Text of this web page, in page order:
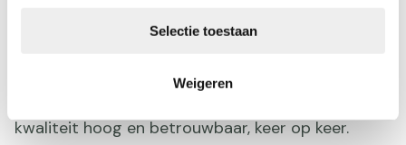
Selectie toestaan
Weigeren
natuur, vakmanschap en zorgvuldige selectie.
wassen en verwerken. Alleen de beste vezels
kwaliteit hoog en betrouwbaar, keer op keer.